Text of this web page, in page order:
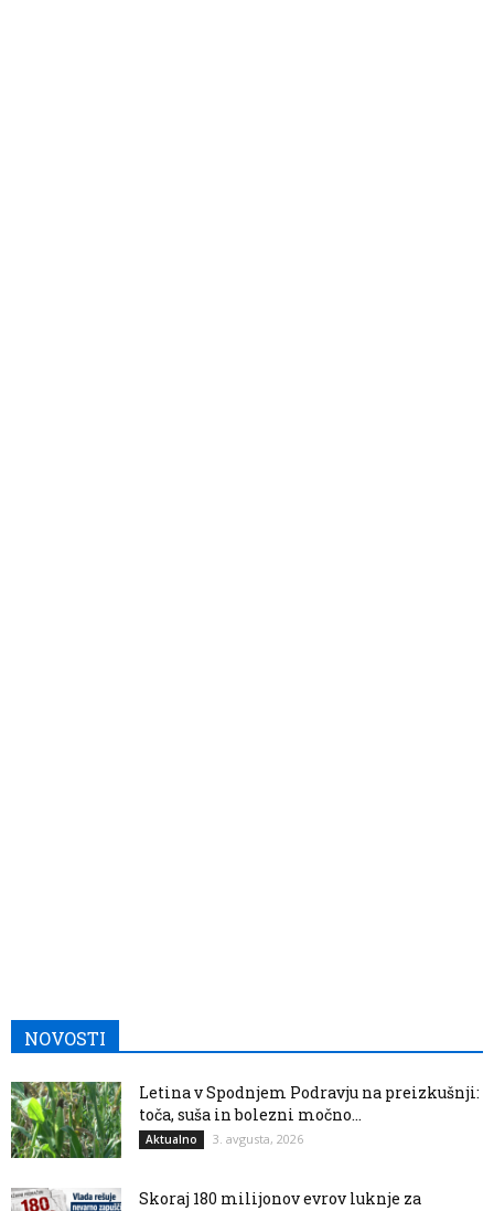
NOVOSTI
Letina v Spodnjem Podravju na preizkušnji:
toča, suša in bolezni močno...
Aktualno 3. avgusta, 2026
Skoraj 180 milijonov evrov luknje za